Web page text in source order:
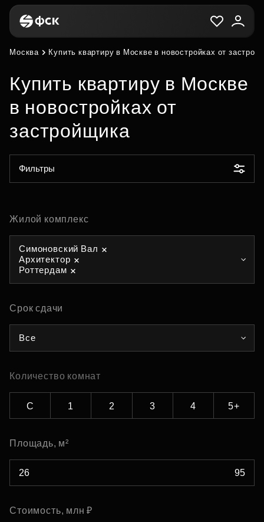
Москва Купить квартиру в Москве в новостройках от
Купить квартиру в Москве
в новостройках от
застройщика
Фильтры
Жилой комплекс
Симоновский Вал
Архитектор
Роттердам
Срок сдачи
Все
Количество комнат
С 1 2 3 4 5+
Площадь, м²
Стоимость, млн ₽